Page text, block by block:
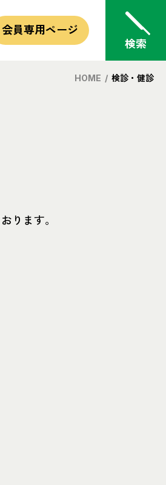
会員専用ページ
HOME / 検診・健診
ります。